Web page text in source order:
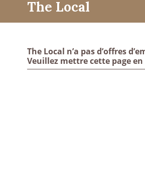
The Local
The Local n’a pas d’offres
Veuillez mettre cette page